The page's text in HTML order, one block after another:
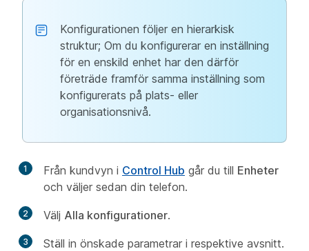
Konfigurationen följer en hierarkisk
struktur; Om du konfigurerar en inställning
för en enskild enhet har den därför
företräde framför samma inställning som
konfigurerats på plats- eller
organisationsnivå.
1 Från kundvyn i Control Hub går du till Enheter
och väljer sedan din telefon.
2 Välj Alla konfigurationer.
3
Ställ in önskade parametrar i respektive avsnitt.